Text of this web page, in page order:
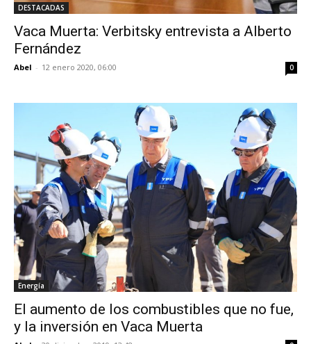
DESTACADAS
Vaca Muerta: Verbitsky entrevista a Alberto
Fernández
Abel - 12 enero 2020, 06:00 0
Energía
El aumento de los combustibles que no fue,
y la inversión en Vaca Muerta